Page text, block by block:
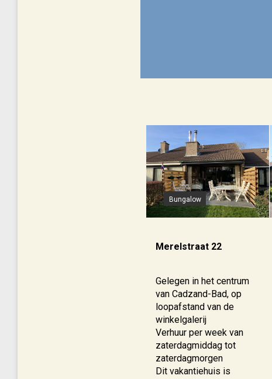
Bungalow
Merelstraat 22
Gelegen in het centrum
van Cadzand-Bad, op
loopafstand van de
winkelgalerij
Verhuur per week van
zaterdagmiddag tot
zaterdagmorgen
Dit vakantiehuis is